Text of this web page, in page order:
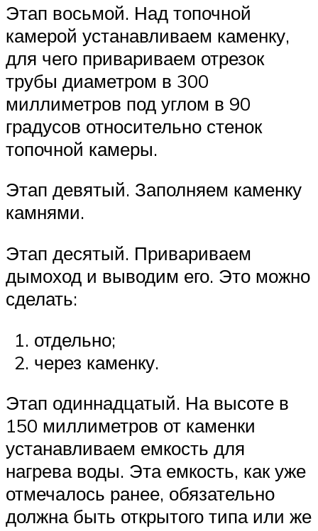
Этап восьмой. Над топочной
камерой устанавливаем каменку,
для чего привариваем отрезок
трубы диаметром в 300
миллиметров под углом в 90
градусов относительно стенок
топочной камеры.
Этап девятый. Заполняем каменку
камнями.
Этап десятый. Привариваем
дымоход и выводим его. Это можно
сделать:
отдельно;
через каменку.
Этап одиннадцатый. На высоте в
150 миллиметров от каменки
устанавливаем емкость для
нагрева воды. Эта емкость, как уже
отмечалось ранее, обязательно
должна быть открытого типа или же